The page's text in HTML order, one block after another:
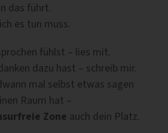
das führt.
es tun muss.
fühlst – lies mit.
dazu hast – schreib mir.
mal selbst etwas sagen
Raum hat –
Zone auch dein Platz.